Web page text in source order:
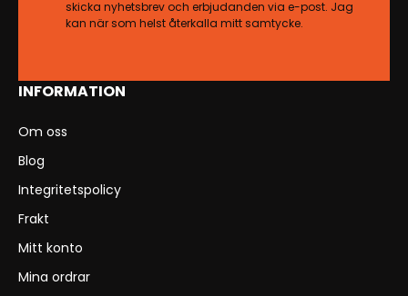
INFORMATION
Om oss
Blog
Integritetspolicy
Frakt
Mitt konto
Mina ordrar
skicka nyhetsbrev och erbjudanden via e-post. Jag
kan när som helst återkalla mitt samtycke.